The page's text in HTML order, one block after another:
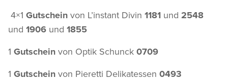
4×1 Gutschein von L’instant Divin 1181 und 2548
und 1906 und 1855
1 Gutschein von Optik Schunck 0709
1 Gutschein von Pieretti Delikatessen 0493